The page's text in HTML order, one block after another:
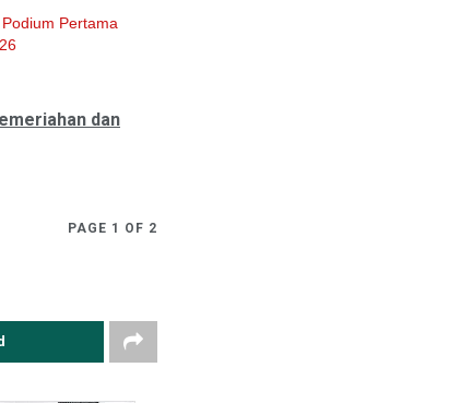
Pertama
dan
PAGE 1 OF 2